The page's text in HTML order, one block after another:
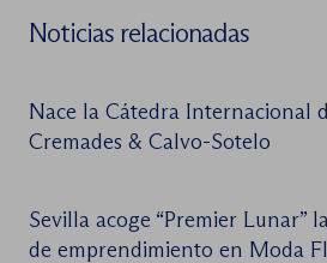
Noticias relacionadas
Nace la Cátedra Internacional
Cremades & Calvo-Sotelo
Sevilla acoge “Premier Lunar”
de emprendimiento en Moda